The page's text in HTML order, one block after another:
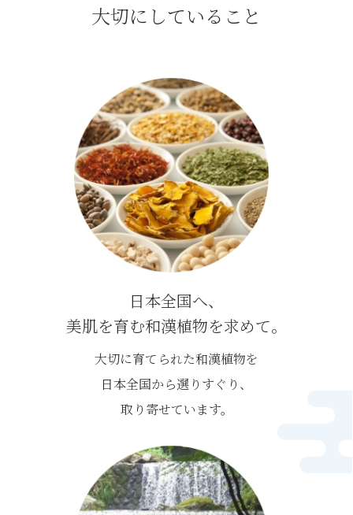
大切にしていること
日本全国へ、
美肌を育む和漢植物を求めて。
大切に育てられた和漢植物を
日本全国から選りすぐり、
取り寄せています。